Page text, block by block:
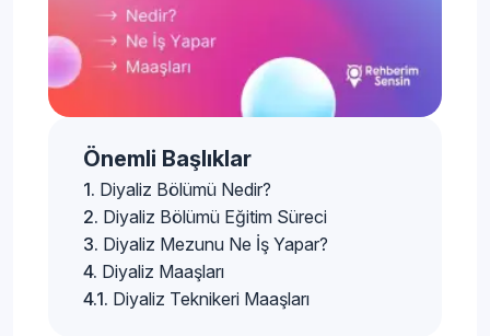
Önemli Başlıklar
Diyaliz Bölümü Nedir?
Diyaliz Bölümü Eğitim Süreci
Diyaliz Mezunu Ne İş Yapar?
Diyaliz Maaşları
Diyaliz Teknikeri Maaşları